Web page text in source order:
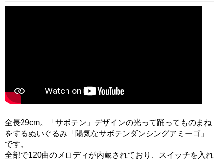
全長29cm。「サボテン」デザインの光って踊ってものまね
をするぬいぐるみ「陽気なサボテンダンシングアミーゴ」
です。
全部で120曲のメロディが内蔵されており、スイッチを入れ